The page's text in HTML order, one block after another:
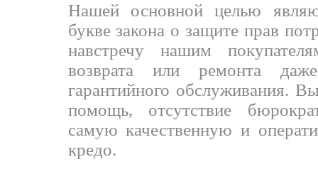
Нашей основной целью
букве закона о защите прав
навстречу нашим
возврата или ремонта
гарантийного обслуживания.
помощь, отсутствие
самую качественную и
кредо.